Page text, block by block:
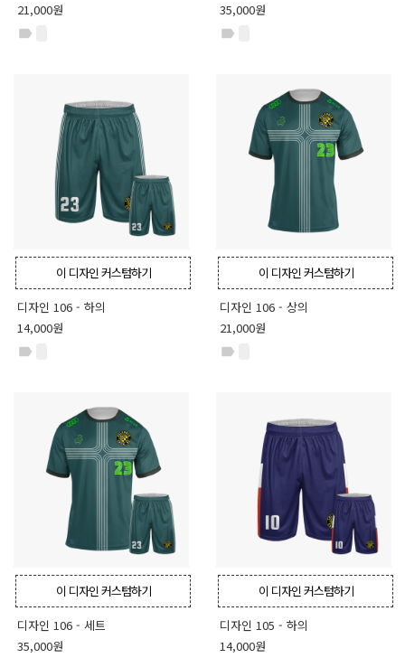
21,000원
label
35,000원
label
이 디자인 커스텀하기
디자인 106 - 하의
14,000원
label
이 디자인 커스텀하기
디자인 106 - 상의
21,000원
label
이 디자인 커스텀하기
디자인 106 - 세트
35,000원
이 디자인 커스텀하기
디자인 105 - 하의
14,000원